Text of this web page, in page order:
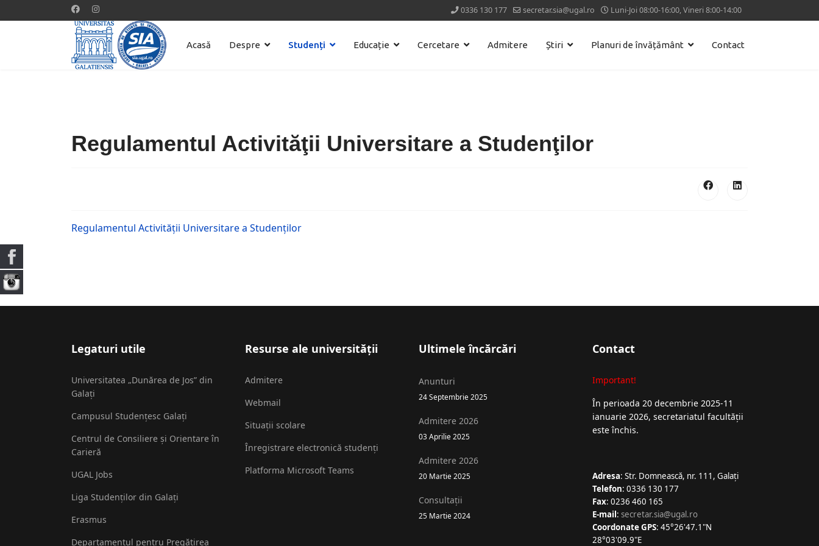
0336 130 177 secretar.sia@ugal.ro Luni-Joi 08:00-16:00, Vineri 8:00-14:00
Acasă Despre Studenți Educație Cercetare Admitere Știri Planuri de învățământ Contact
Regulamentul Activităţii Universitare a Studenţilor
Regulamentul Activităţii Universitare a Studenţilor
Legaturi utile
Universitatea „Dunărea de Jos” din
Galați
Campusul Studențesc Galați
Centrul de Consiliere și Orientare în
Carieră
UGAL Jobs
Liga Studenților din Galați
Erasmus
Departamentul pentru Pregătirea
Resurse ale universității
Admitere
Webmail
Situații scolare
Înregistrare electronică studenți
Platforma Microsoft Teams
Ultimele încărcări
Anunturi
24 Septembrie 2025
Admitere 2026
03 Aprilie 2025
Admitere 2026
20 Martie 2025
Consultații
25 Martie 2024
Contact
Important!
În perioada 20 decembrie 2025-11
ianuarie 2026, secretariatul facultății
este închis.
Adresa: Str. Domnească, nr. 111, Galați
Telefon: 0336 130 177
Fax: 0236 460 165
E-mail: secretar.sia@ugal.ro
Coordonate GPS: 45°26'47.1"N
28°03'09.9"E